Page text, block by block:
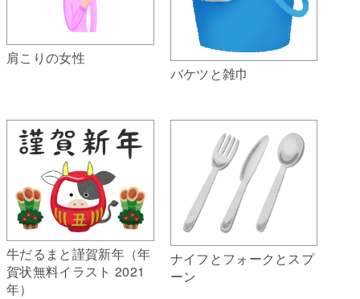
肩こりの女性
バケツと雑巾
牛だるまと謹賀新年（年
賀状無料イラスト 2021
年）
ナイフとフォークとスプ
ーン